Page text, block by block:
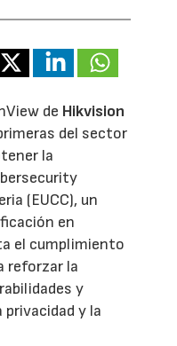
de Hikvision
del sector
la
(EUCC), un
en
el cumplimiento
reforzar la
y
y la